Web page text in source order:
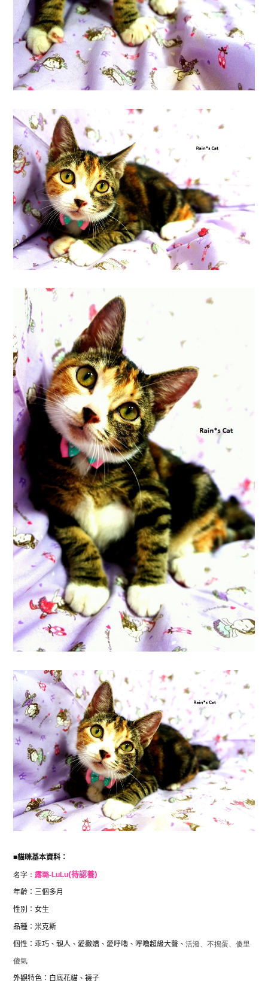
■貓咪基本資料：
名字： 露璐-LuLu(待認養)
年齡：三個多月
性別：女生
品種：米克斯
個性：乖巧、親人、愛撒嬌、愛呼嚕、呼嚕超級大聲、 活潑、不搗蛋、傻里
傻氣
外觀特色：白底花貓、襪子